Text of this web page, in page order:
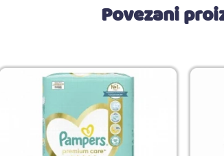
Povezani